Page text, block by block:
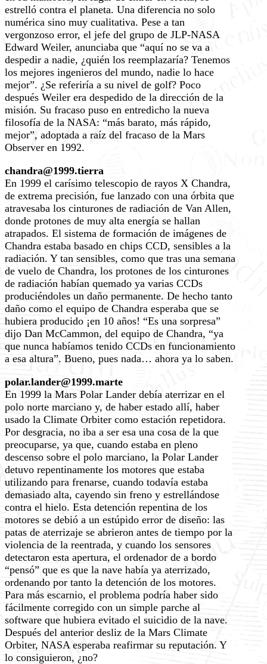
estrelló contra el planeta. Una diferencia no solo
numérica sino muy cualitativa. Pese a tan
vergonzoso error, el jefe del grupo de JLP-NASA
Edward Weiler, anunciaba que “aquí no se va a
despedir a nadie, ¿quién los reemplazaría? Tenemos
los mejores ingenieros del mundo, nadie lo hace
mejor”. ¿Se referiría a su nivel de golf? Poco
después Weiler era despedido de la dirección de la
misión. Su fracaso puso en entredicho la nueva
filosofía de la NASA: “más barato, más rápido,
mejor”, adoptada a raíz del fracaso de la Mars
Observer en 1992.
chandra@1999.tierra
En 1999 el carísimo telescopio de rayos X Chandra,
de extrema precisión, fue lanzado con una órbita que
atravesaba los cinturones de radiación de Van Allen,
donde protones de muy alta energía se hallan
atrapados. El sistema de formación de imágenes de
Chandra estaba basado en chips CCD, sensibles a la
radiación. Y tan sensibles, como que tras una semana
de vuelo de Chandra, los protones de los cinturones
de radiación habían quemado ya varias CCDs
produciéndoles un daño permanente. De hecho tanto
daño como el equipo de Chandra esperaba que se
hubiera producido ¡en 10 años! “Es una sorpresa”
dijo Dan McCammon, del equipo de Chandra, “ya
que nunca habíamos tenido CCDs en funcionamiento
a esa altura”. Bueno, pues nada… ahora ya lo saben.
polar.lander@1999.marte
En 1999 la Mars Polar Lander debía aterrizar en el
polo norte marciano y, de haber estado allí, haber
usado la Climate Orbiter como estación repetidora.
Por desgracia, no iba a ser esa una cosa de la que
preocuparse, ya que, cuando estaba en pleno
descenso sobre el polo marciano, la Polar Lander
detuvo repentinamente los motores que estaba
utilizando para frenarse, cuando todavía estaba
demasiado alta, cayendo sin freno y estrellándose
contra el hielo. Esta detención repentina de los
motores se debió a un estúpido error de diseño: las
patas de aterrizaje se abrieron antes de tiempo por la
violencia de la reentrada, y cuando los sensores
detectaron esta apertura, el ordenador de a bordo
“pensó” que es que la nave había ya aterrizado,
ordenando por tanto la detención de los motores.
Para más escarnio, el problema podría haber sido
fácilmente corregido con un simple parche al
software que hubiera evitado el suicidio de la nave.
Después del anterior desliz de la Mars Climate
Orbiter, NASA esperaba reafirmar su reputación. Y
lo consiguieron, ¿no?